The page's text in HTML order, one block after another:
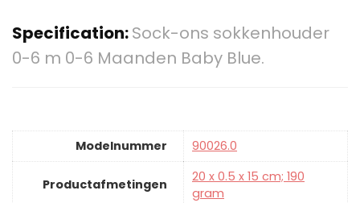
Specification:Sock-ons sokkenhouder
0-6 m 0-6 Maanden Baby Blue.
Modelnummer ‎90026.0
Productafmetingen
‎20 x 0.5 x 15 cm; 190
gram